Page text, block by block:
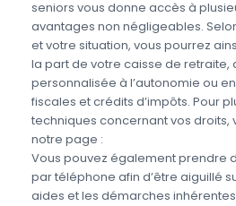
seniors vous donne accès à
avantages non négligeables.
et votre situation, vous pourrez
la part de votre caisse de retraite,
personnalisée à l’autonomie ou
fiscales et crédits d’impôts. Pour
techniques concernant vos droits,
notre page :
Vous pouvez également prendre
par téléphone afin d’être aiguillé
aides et les démarches